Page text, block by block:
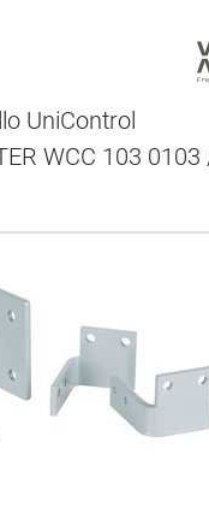
UniControl
WCC 103